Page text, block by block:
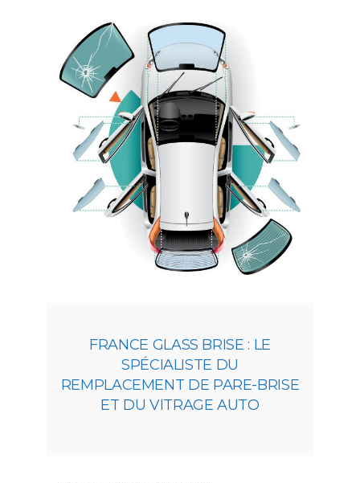
FRANCE GLASS BRISE : LE
SPÉCIALISTE DU
REMPLACEMENT DE PARE-BRISE
ET DU VITRAGE AUTO